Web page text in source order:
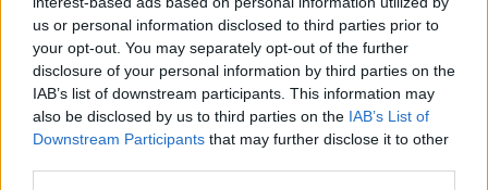
us or personal information disclosed to third parties prior to
your opt-out. You may separately opt-out of the further
disclosure of your personal information by third parties on the
IAB’s list of downstream participants. This information may
also be disclosed by us to third parties on the IAB’s List of
Downstream Participants that may further disclose it to other
ARTIGOS RELACIONADOS MAIS DO AUTOR